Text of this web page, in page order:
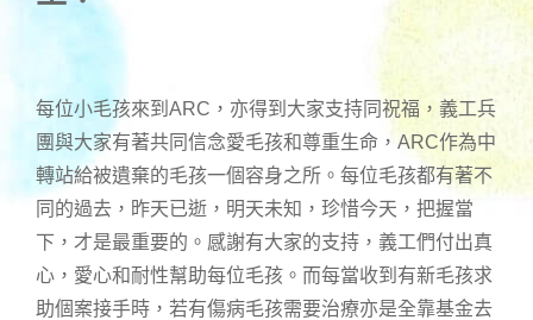
每位小毛孩來到ARC，亦得到大家支持同祝福，義工兵
團與大家有著共同信念愛毛孩和尊重生命，ARC作為中
轉站給被遺棄的毛孩一個容身之所。每位毛孩都有著不
同的過去，昨天已逝，明天未知，珍惜今天，把握當
下，才是最重要的。感謝有大家的支持，義工們付出真
心，愛心和耐性幫助每位毛孩。而每當收到有新毛孩求
助個案接手時，若有傷病毛孩需要治療亦是全靠基金去